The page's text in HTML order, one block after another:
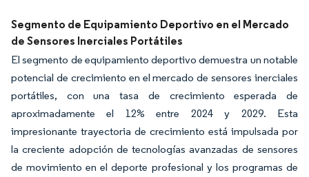
Imagen © Mordor Intelligence. El uso requiere atribución según CC BY 4.0.
Segmento de Equipamiento Deportivo en el Mercado
de Sensores Inerciales Portátiles
El segmento de equipamiento deportivo demuestra un notable
potencial de crecimiento en el mercado de sensores inerciales
portátiles, con una tasa de crecimiento esperada de
aproximadamente el 12% entre 2024 y 2029. Esta
impresionante trayectoria de crecimiento está impulsada por
la creciente adopción de tecnologías avanzadas de sensores
de movimiento en el deporte profesional y los programas de